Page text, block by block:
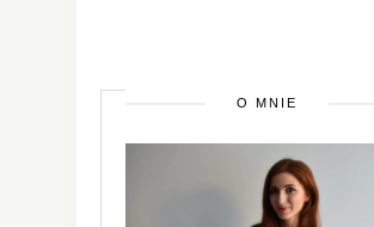
O MNIE